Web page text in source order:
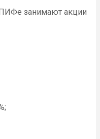
занимают акции